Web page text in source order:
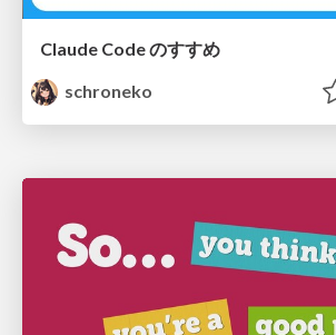
Claude Code のすすめ
schroneko